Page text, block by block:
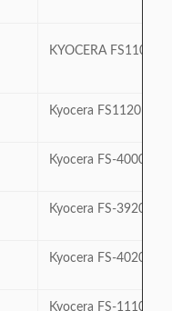
KYOCERA FS1100
Kyocera FS1120D/
Kyocera FS-4000DN
Kyocera FS-3920D
Kyocera FS-4020D/
Kyocera FS-1110/